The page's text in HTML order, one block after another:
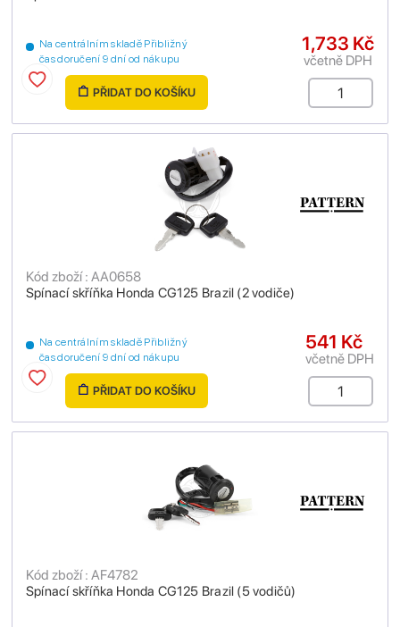
Na centrálním skladě Přibližný
čas doručení 9 dní od nákupu
1,733 Kč
včetně DPH
PŘIDAT DO KOŠÍKU
Spínací skříňka Honda CG125 Brazil (2 vodiče)
Kód zboží : AA0658
Na centrálním skladě Přibližný
čas doručení 9 dní od nákupu
541 Kč
včetně DPH
PŘIDAT DO KOŠÍKU
Spínací skříňka Honda CG125 Brazil (5 vodičů)
Kód zboží : AF4782